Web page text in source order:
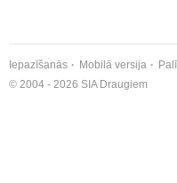
Iepazīšanās Mobilā versija
© 2004 - 2026 SIA Draugiem